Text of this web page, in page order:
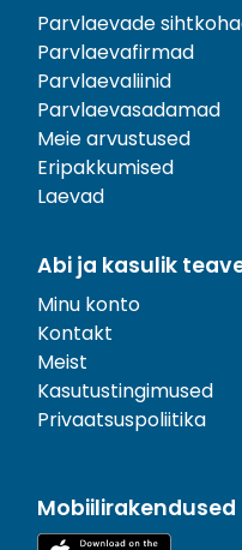
Parvlaevade
Parvlaevafirmad
Parvlaevaliinid
Parvlaevasadamad
Meie arvustused
Eripakkumised
Laevad
Abi ja kasulik
Minu konto
Kontakt
Meist
Kasutustingimused
Privaatsuspoliitika
Mobiilirakendused